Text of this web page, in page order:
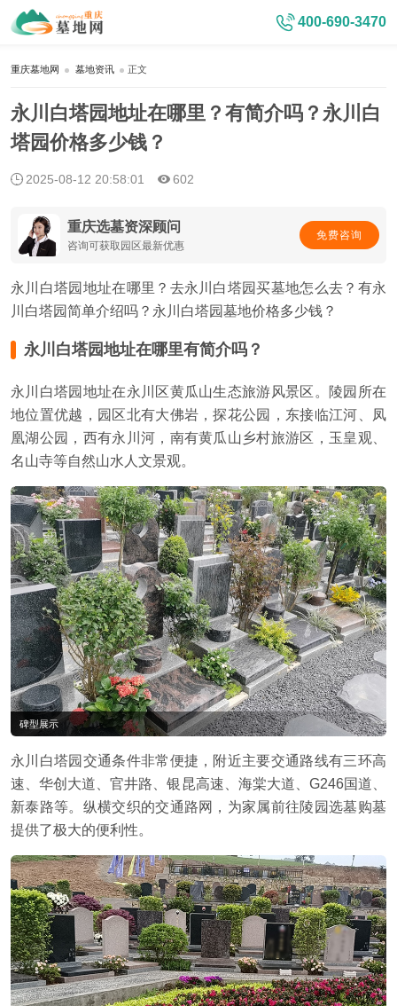
400-690-3470
重庆墓地网 墓地资讯 正文
永川白塔园地址在哪里？有简介吗？永川白
塔园价格多少钱？
2025-08-12 20:58:01 602
重庆选墓资深顾问
咨询可获取园区最新优惠
免费咨询
永川白塔园地址在哪里？去永川白塔园买墓地怎么去？有永
川白塔园简单介绍吗？永川白塔园墓地价格多少钱？
永川白塔园地址在哪里有简介吗？
永川白塔园地址在永川区黄瓜山生态旅游风景区。陵园所在
地位置优越，园区北有大佛岩，探花公园，东接临江河、凤
凰湖公园，西有永川河，南有黄瓜山乡村旅游区，玉皇观、
名山寺等自然山水人文景观。
碑型展示
永川白塔园交通条件非常便捷，附近主要交通路线有三环高
速、华创大道、官井路、银昆高速、海棠大道、G246国道、
新泰路等。纵横交织的交通路网，为家属前往陵园选墓购墓
提供了极大的便利性。